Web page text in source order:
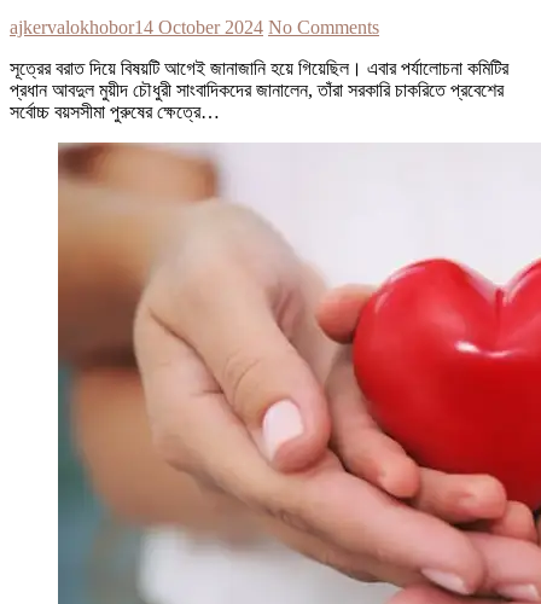
ajkervalokhobor14 October 2024 No Comments
সূত্রের বরাত দিয়ে বিষয়টি আগেই জানাজানি হয়ে গিয়েছিল। এবার পর্যালোচনা কমিটির
প্রধান আবদুল মুয়ীদ চৌধুরী সাংবাদিকদের জানালেন, তাঁরা সরকারি চাকরিতে প্রবেশের
সর্বোচ্চ বয়সসীমা পুরুষের ক্ষেত্রে…